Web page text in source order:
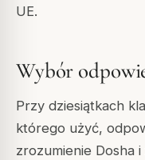
UE.
Wybór
Przy dziesiątkach
którego użyć,
zrozumienie Dosha